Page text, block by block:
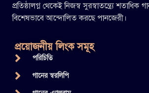
প্রতিষ্ঠালগ্ন থেকেই নিজস্ব সুরস্বাতন্ত্র্যে শতাধিক
বিশেষভাবে আন্দোলিত করছে পানজেরী।
প্রয়োজনীয় লিংক সমূহ
পরিচিতি
গানের স্বরলিপি